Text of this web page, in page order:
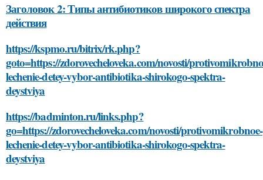
Заголовок 2: Типы антибиотиков широкого спектра
действия
https://kspmo.ru/bitrix/rk.php?
goto=https://zdorovecheloveka.com/novosti/
lechenie-detey-vybor-antibiotika-shirokogo-spektra-
deystviya
https://badminton.ru/links.php?
go=https://zdorovecheloveka.com/novosti/protivomikrobnoe-
lechenie-detey-vybor-antibiotika-shirokogo-spektra-
deystviya